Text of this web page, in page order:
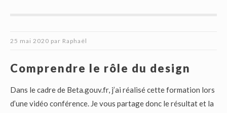
25 mai 2020 par Raphaël
Comprendre le rôle du design
Dans le cadre de Beta.gouv.fr, j’ai réalisé cette formation lors
d’une vidéo conférence. Je vous partage donc le résultat et la